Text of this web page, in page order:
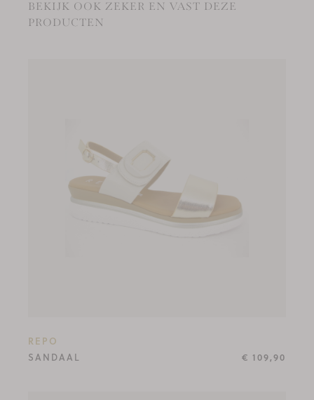
BEKIJK OOK ZEKER EN VAST DEZE
PRODUCTEN
REPO
SANDAAL
€ 109,90